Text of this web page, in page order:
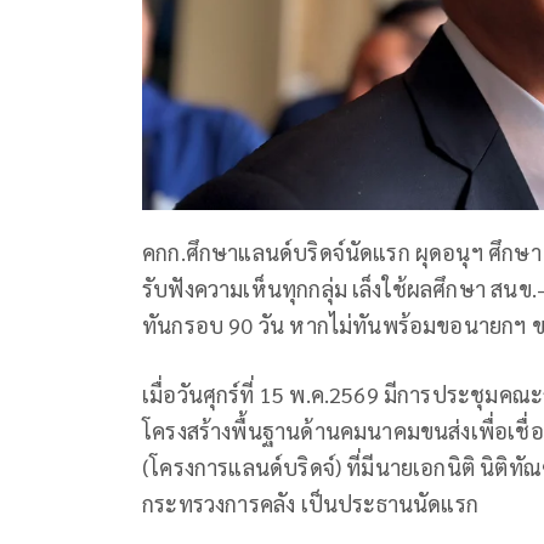
คกก.ศึกษาแลนด์บริดจ์นัดแรก ผุดอนุฯ ศึกษา
รับฟังความเห็นทุกกลุ่ม เล็งใช้ผลศึกษา สนข
ทันกรอบ 90 วัน หากไม่ทันพร้อมขอนายกฯ
เมื่อวันศุกร์ที่ 15 พ.ค.2569 มีการประชุมคณ
โครงสร้างพื้นฐานด้านคมนาคมขนส่งเพื่อเชื่
(โครงการแลนด์บริดจ์) ที่มีนายเอกนิติ นิติทั
กระทรวงการคลัง เป็นประธานนัดแรก